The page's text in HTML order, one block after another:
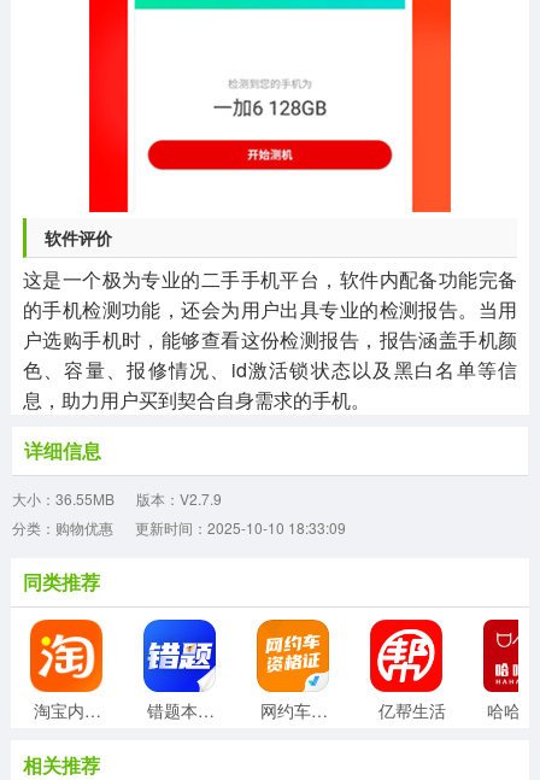
软件评价
这是一个极为专业的二手手机平台，软件内配备功能完备
的手机检测功能，还会为用户出具专业的检测报告。当用
户选购手机时，能够查看这份检测报告，报告涵盖手机颜
色、容量、报修情况、id激活锁状态以及黑白名单等信
息，助力用户买到契合自身需求的手机。
详细信息
大小：36.55MB
版本：V2.7.9
分类：购物优惠
更新时间：2025-10-10 18:33:09
同类推荐
淘宝内部版 错题本天天记 网约车司机考试聚题库 亿帮生活
相关推荐